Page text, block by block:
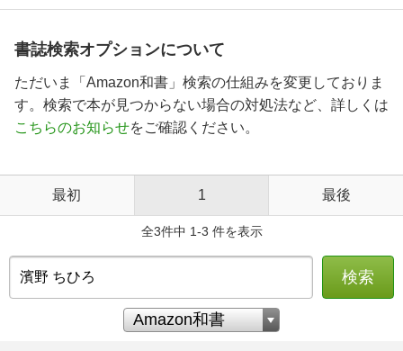
書誌検索オプションについて
ただいま「Amazon和書」検索の仕組みを変更しておりま
す。検索で本が見つからない場合の対処法など、詳しくは
こちらのお知らせをご確認ください。
最初 1 最後
全3件中 1-3 件を表示
検索